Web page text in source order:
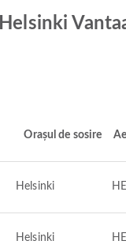
Orașul de sosire
Helsinki
Helsinki